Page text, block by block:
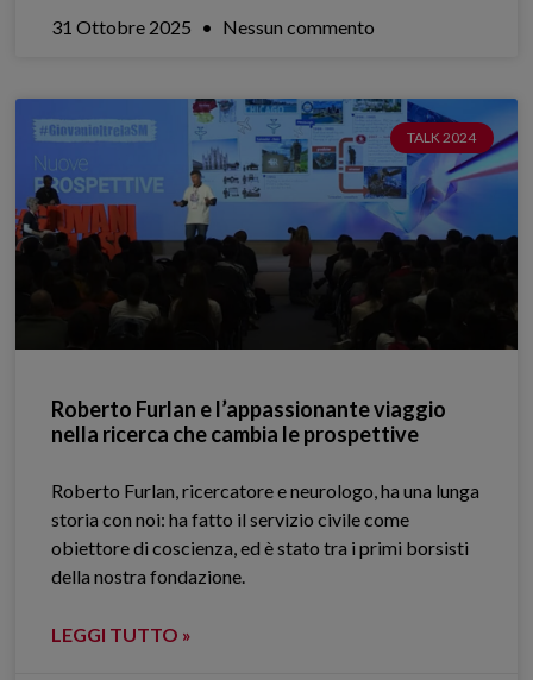
31 Ottobre 2025 Nessun commento
TALK 2024
Roberto Furlan e l’appassionante viaggio
nella ricerca che cambia le prospettive
Roberto Furlan, ricercatore e neurologo, ha una lunga
storia con noi: ha fatto il servizio civile come
obiettore di coscienza, ed è stato tra i primi borsisti
della nostra fondazione.
LEGGI TUTTO »